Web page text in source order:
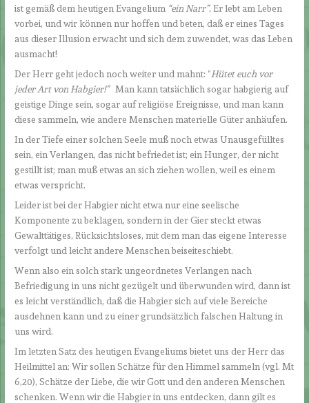
ist gemäß dem heutigen Evangelium “ein Narr”.Er lebt am Leben
vorbei, und wir können nur hoffen und beten, daß er eines Tages
aus dieser Illusion erwacht und sich dem zuwendet, was das Leben
ausmacht!
Der Herr geht jedoch noch weiter und mahnt: “Hütet euch vor
jeder Art von Habgier!” Man kann tatsächlich sogar habgierig auf
geistige Dinge sein, sogar auf religiöse Ereignisse, und man kann
diese sammeln, wie andere Menschen materielle Güter anhäufen.
In der Tiefe einer solchen Seele muß noch etwas Unausgefülltes
sein, ein Verlangen, das nicht befriedet ist; ein Hunger, der nicht
gestillt ist; man muß etwas an sich ziehen wollen, weil es einem
etwas verspricht.
Leider ist bei der Habgier nicht etwa nur eine seelische
Komponente zu beklagen, sondern in der Gier steckt etwas
Gewalttätiges, Rücksichtsloses, mit dem man das eigene Interesse
verfolgt und leicht andere Menschen beiseiteschiebt.
Wenn also ein solch stark ungeordnetes Verlangen nach
Befriedigung in uns nicht gezügelt und überwunden wird, dann ist
es leicht verständlich, daß die Habgier sich auf viele Bereiche
ausdehnen kann und zu einer grundsätzlich falschen Haltung in
uns wird.
Im letzten Satz des heutigen Evangeliums bietet uns der Herr das
Heilmittel an: Wir sollen Schätze für den Himmel sammeln (vgl. Mt
6,20), Schätze der Liebe, die wir Gott und den anderen Menschen
schenken. Wenn wir die Habgier in uns entdecken, dann gilt es